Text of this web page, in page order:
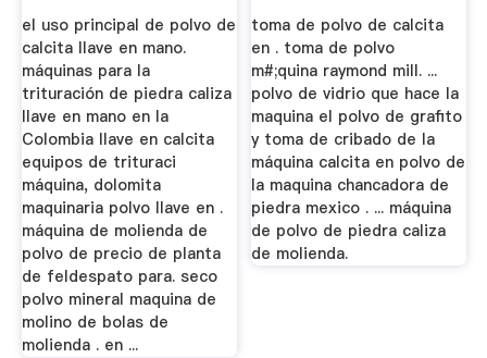
el uso principal de polvo de
calcita llave en mano.
máquinas para la
trituración de piedra caliza
llave en mano en la
Colombia llave en calcita
equipos de trituraci
máquina, dolomita
maquinaria polvo llave en .
máquina de molienda de
polvo de precio de planta
de feldespato para. seco
polvo mineral maquina de
molino de bolas de
molienda . en ...
toma de polvo de calcita
en . toma de polvo
m#;quina raymond mill. ...
polvo de vidrio que hace la
maquina el polvo de grafito
y toma de cribado de la
máquina calcita en polvo de
la maquina chancadora de
piedra mexico . ... máquina
de polvo de piedra caliza
de molienda.